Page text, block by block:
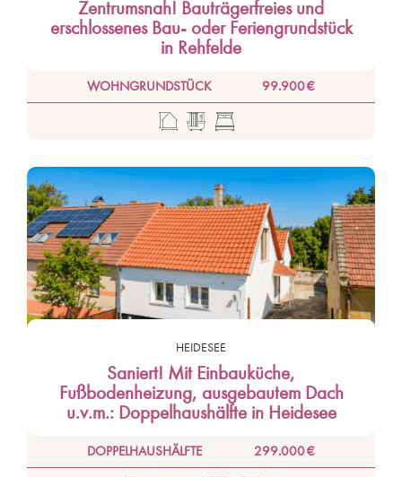
Zentrumsnah! Bauträgerfreies und
erschlossenes Bau- oder Feriengrundstück
in Rehfelde
WOHNGRUNDSTÜCK 99.900 €
HEIDESEE
Saniert! Mit Einbauküche,
Fußbodenheizung, ausgebautem Dach
u.v.m.: Doppelhaushälfte in Heidesee
DOPPELHAUSHÄLFTE 299.000 €